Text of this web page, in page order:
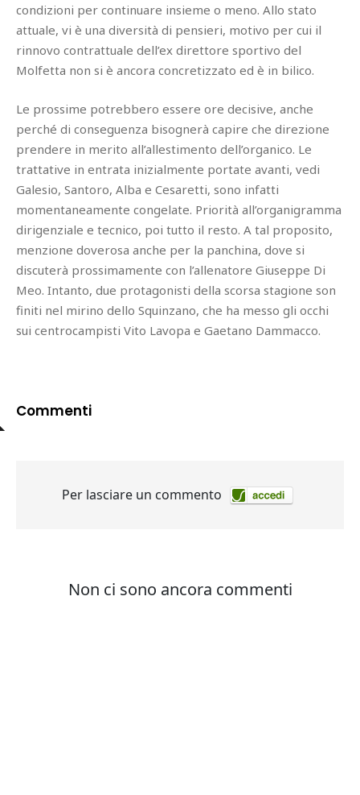
condizioni per continuare insieme o meno. Allo stato
attuale, vi è una diversità di pensieri, motivo per cui il
rinnovo contrattuale dell’ex direttore sportivo del
Molfetta non si è ancora concretizzato ed è in bilico.
Le prossime potrebbero essere ore decisive, anche
perché di conseguenza bisognerà capire che direzione
prendere in merito all’allestimento dell’organico. Le
trattative in entrata inizialmente portate avanti, vedi
Galesio, Santoro, Alba e Cesaretti, sono infatti
momentaneamente congelate. Priorità all’organigramma
dirigenziale e tecnico, poi tutto il resto. A tal proposito,
menzione doverosa anche per la panchina, dove si
discuterà prossimamente con l’allenatore Giuseppe Di
Meo. Intanto, due protagonisti della scorsa stagione son
finiti nel mirino dello Squinzano, che ha messo gli occhi
sui centrocampisti Vito Lavopa e Gaetano Dammacco.
Commenti